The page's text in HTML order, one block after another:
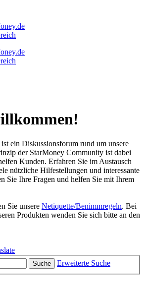
ein Diskussionsforum rund um unsere
der StarMoney Community ist dabei
Kunden. Erfahren Sie im Austausch
nützliche Hilfestellungen und interessante
Sie Ihre Fragen und helfen Sie mit Ihrem
Sie unsere Netiquette/Benimmregeln. Bei
Produkten wenden Sie sich bitte an den
Suche Erweiterte Suche